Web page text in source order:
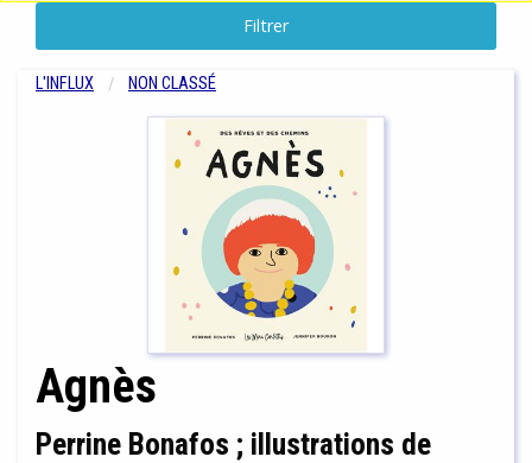
Filtrer
L'INFLUX NON CLASSÉ
Agnès
Perrine Bonafos ; illustrations de